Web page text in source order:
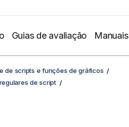
Guias de avaliação Manuais
de scripts e funções de gráficos
de script